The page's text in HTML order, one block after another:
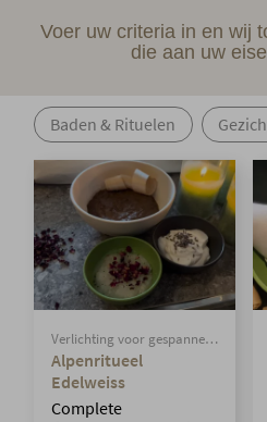
Voer uw criteria in en wij
die aan uw
Baden & Rituelen
Verlichting voor gespannen
spieren na een actieve dag
Alpenritueel
Edelweiss
Complete